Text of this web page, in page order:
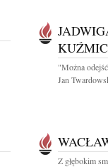
"Można
Jan
Z głębokim